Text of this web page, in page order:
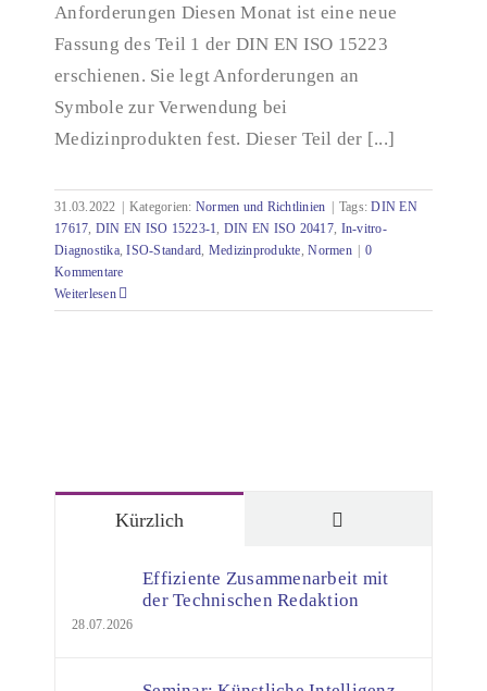
Anforderungen Diesen Monat ist eine neue
Fassung des Teil 1 der DIN EN ISO 15223
erschienen. Sie legt Anforderungen an
Symbole zur Verwendung bei
Medizinprodukten fest. Dieser Teil der [...]
31.03.2022 Kategorien: Normen und Richtlinien Tags:DIN EN
17617, DIN EN ISO 15223-1, DIN EN ISO 20417, In-vitro-
Diagnostika,ISO-Standard, Medizinprodukte,Normen
0
Kommentare
Weiterlesen
Kürzlich
Effiziente Zusammenarbeit mit
der Technischen Redaktion
28.07.2026